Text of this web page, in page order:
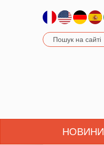
НОВИНИ